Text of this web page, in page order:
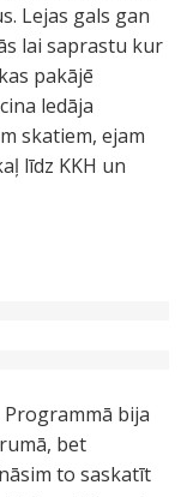
Lejas gals gan
lai saprastu kur
pakājē
ledāja
skatiem, ejam
līdz KKH un
bija
bet
to saskatīt